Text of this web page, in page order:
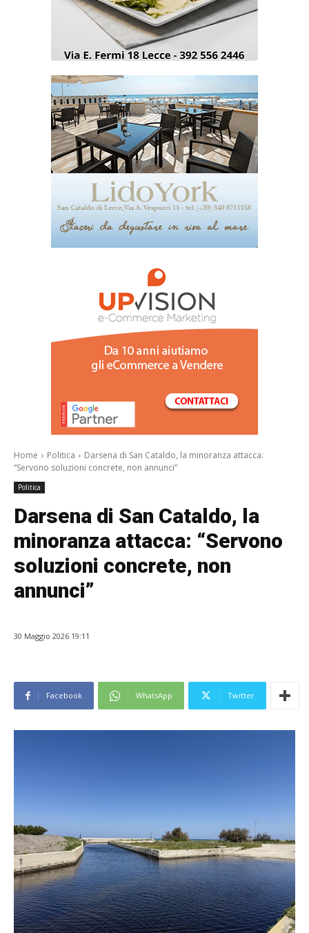
Home
Politica
Darsena di San Cataldo, la minoranza attacca:
“Servono soluzioni concrete, non annunci”
Politica
Darsena di San Cataldo, la
minoranza attacca: “Servono
soluzioni concrete, non
annunci”
30 Maggio 2026 19:11
Facebook WhatsApp Twitter